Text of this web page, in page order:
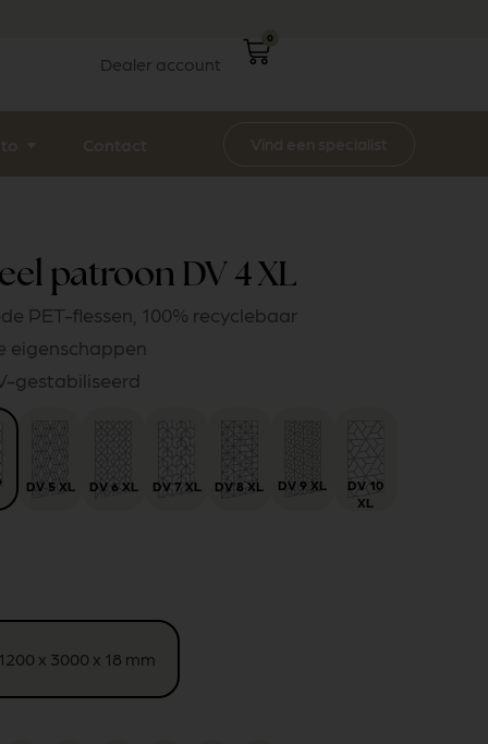
Dealer account
0
patroon DV 4 XL
PET-flessen, 100% recyclebaar
eigenschappen
gestabiliseerd
DV 5 XL DV 6 XL DV 7 XL DV 8 XL DV 9 XL
DV 10
XL
1200 x 3000 x 18 mm